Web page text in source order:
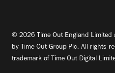
© 2026 Time Out England Limited
by Time Out Group Plc. All rights
trademark of Time Out Digital